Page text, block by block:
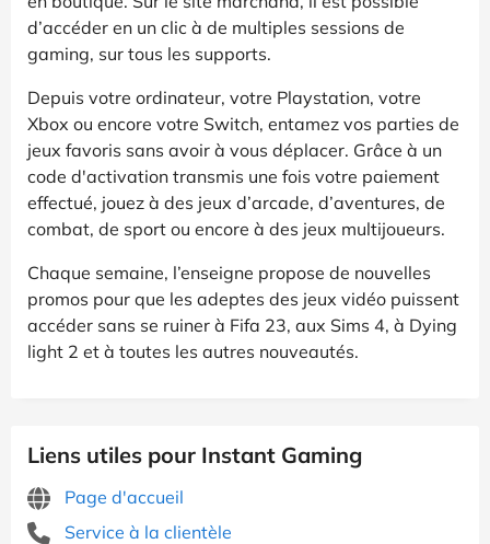
d’accéder en un clic à de multiples sessions de
gaming, sur tous les supports.
Depuis votre ordinateur, votre Playstation, votre
Xbox ou encore votre Switch, entamez vos parties de
jeux favoris sans avoir à vous déplacer. Grâce à un
code d'activation transmis une fois votre paiement
effectué, jouez à des jeux d’arcade, d’aventures, de
combat, de sport ou encore à des jeux multijoueurs.
Chaque semaine, l’enseigne propose de nouvelles
promos pour que les adeptes des jeux vidéo puissent
accéder sans se ruiner à Fifa 23, aux Sims 4, à Dying
light 2 et à toutes les autres nouveautés.
Liens utiles pour Instant Gaming
Page d'accueil
Service à la clientèle